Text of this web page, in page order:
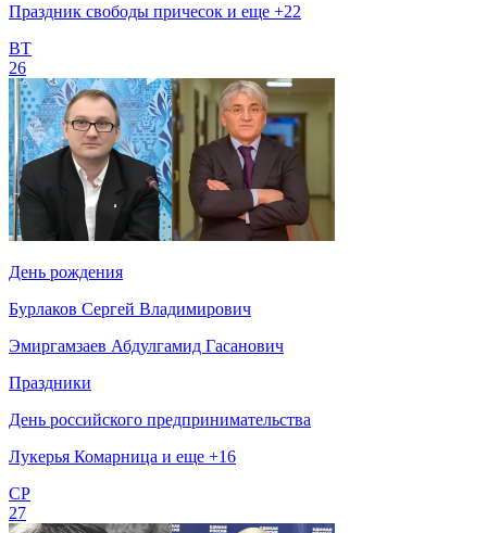
Праздник свободы причесок и еще +22
ВТ
26
День рождения
Бурлаков Сергей Владимирович
Эмиргамзаев Абдулгамид Гасанович
Праздники
День российского предпринимательства
Лукерья Комарница и еще +16
СР
27